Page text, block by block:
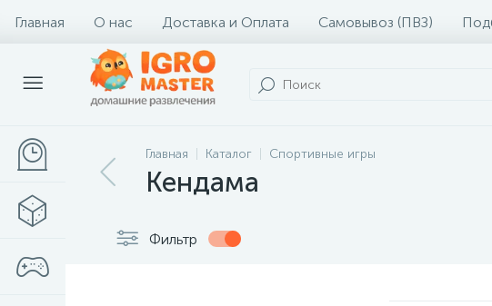
Главная О нас Доставка и Оплата Самовывоз (ПВЗ)
Главная Каталог Спортивные игры
Кендама
Фильтр